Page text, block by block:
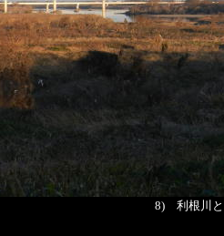
8) 利根川と